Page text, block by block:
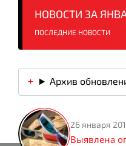
НОВОСТИ ЗА
ПОСЛЕДНИЕ НОВОСТИ
Архив
26 января
Выявлена